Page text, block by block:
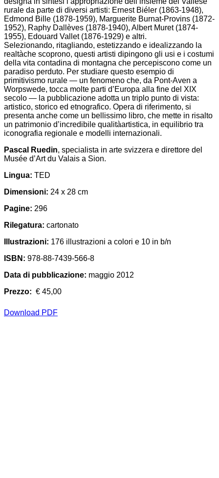
rurale da parte di diversi artisti: Ernest Biéler (1863-1948),
Edmond Bille (1878-1959), Marguerite Burnat-Provins (1872-
1952), Raphy Dallèves (1878-1940), Albert Muret (1874-
1955), Edouard Vallet (1876-1929) e altri.
Selezionando, ritagliando, estetizzando e idealizzando la
realtàche scoprono, questi artisti dipingono gli usi e i costumi
della vita contadina di montagna che percepiscono come un
paradiso perduto. Per studiare questo esempio di
primitivismo rurale — un fenomeno che, da Pont-Aven a
Worpswede, tocca molte parti d’Europa alla fine del XIX
secolo — la pubblicazione adotta un triplo punto di vista:
artistico, storico ed etnografico. Opera di riferimento, si
presenta anche come un bellissimo libro, che mette in risalto
un patrimonio d’incredibile qualitàartistica, in equilibrio tra
iconografia regionale e modelli internazionali.
Pascal Ruedin, specialista in arte svizzera e direttore del
Musée d’Art du Valais a Sion.
Lingua: TED
Dimensioni: 24 x 28 cm
Pagine: 296
Rilegatura: cartonato
Illustrazioni: 176 illustrazioni a colori e 10 in b/n
ISBN: 978-88-7439-566-8
Data di pubblicazione: maggio 2012
Prezzo: € 45,00
Download PDF